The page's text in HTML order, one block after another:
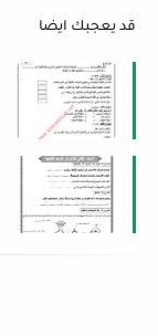
قد يعجبك ايضا